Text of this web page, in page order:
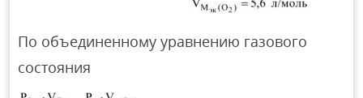
По объединенному уравнению газового
состояния